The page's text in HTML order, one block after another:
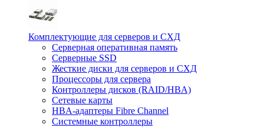
Комплектующие для серверов и СХД
Серверная оперативная память
Серверные SSD
Жесткие диски для серверов и СХД
Процессоры для сервера
Контроллеры дисков (RAID/HBA)
Сетевые карты
HBA-адаптеры Fibre Channel
Системные контроллеры